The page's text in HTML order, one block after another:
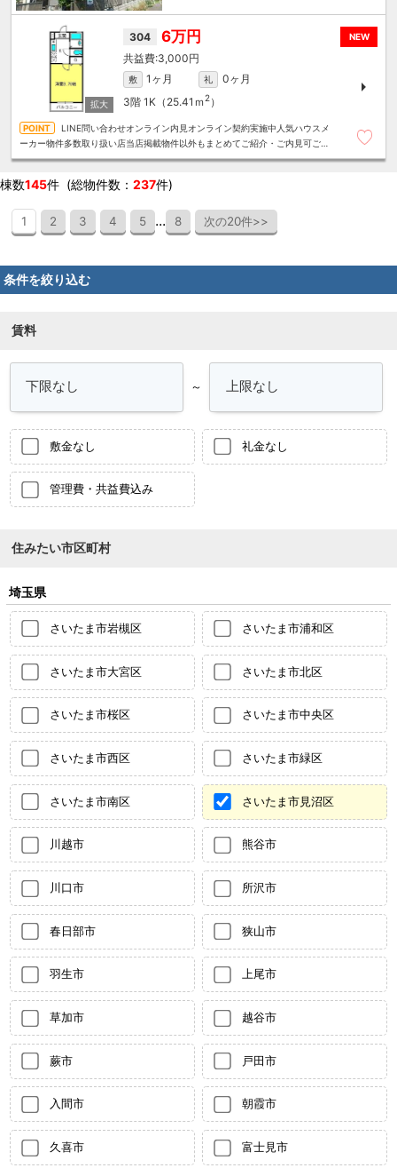
NEW
304 6万円
3,000円
敷 1ヶ月 礼
0ヶ月
3階 1K（25.41ｍ 2）
LINE問い合わせオンライン内見オンライン契約実施中人気ハウスメ
ーカー物件多数取り扱い店当店掲載物件以外もまとめてご紹介・ご内見可ご予
棟数145件 (総物件数： 237件)
1 2 3 4 5 ... 8 次の20件>>
条件を絞り込む
賃料
～
敷金なし 礼金なし
管理費・共益費込み
住みたい市区町村
埼玉県
さいたま市岩槻区 さいたま市浦和区
さいたま市大宮区 さいたま市北区
さいたま市桜区 さいたま市中央区
さいたま市西区 さいたま市緑区
さいたま市南区 さいたま市見沼区
川越市 熊谷市
川口市 所沢市
春日部市 狭山市
羽生市 上尾市
草加市 越谷市
蕨市 戸田市
入間市 朝霞市
久喜市 富士見市